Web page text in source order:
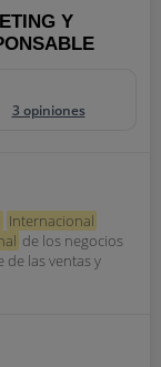
Y
3 opiniones
Internacional
de los negocios
las ventas y